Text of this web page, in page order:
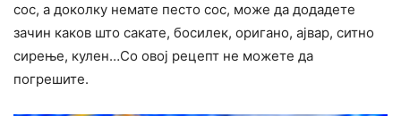
сос, а доколку немате песто сос, може да додадете
зачин каков што сакате, босилек, оригано, ајвар, ситно
сирење, кулен…Со овој рецепт не можете да
погрешите.